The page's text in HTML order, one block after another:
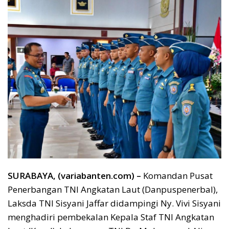
SURABAYA, (variabanten.com) – Komandan Pusat
Penerbangan TNl Angkatan Laut (Danpuspenerbal),
Laksda TNl Sisyani Jaffar didampingi Ny. Vivi Sisyani
menghadiri pembekalan Kepala Staf TNI Angkatan